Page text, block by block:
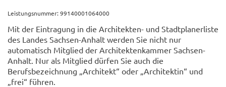
Leistungsnummer: 99140001064000
Mit der Eintragung in die Architekten- und Stadtplanerliste
des Landes Sachsen-Anhalt werden Sie nicht nur
automatisch Mitglied der Architektenkammer Sachsen-
Anhalt. Nur als Mitglied dürfen Sie auch die
Berufsbezeichnung „Architekt“ oder „Architektin“ und
„frei“ führen.